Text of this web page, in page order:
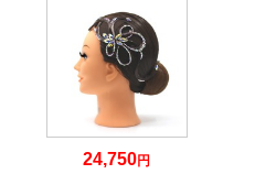
24,750円